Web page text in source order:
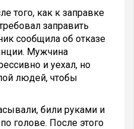
того, как к заправке
заправить
сообщила об отказе
Мужчина
и уехал, но
людей, чтобы
били руками и
голове. После этого